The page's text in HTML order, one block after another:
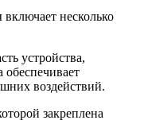
несколько
устройства,
воздействий.
закреплена